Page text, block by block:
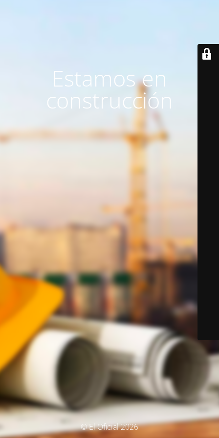
Estamos en
construcción
© El Oficial 2026